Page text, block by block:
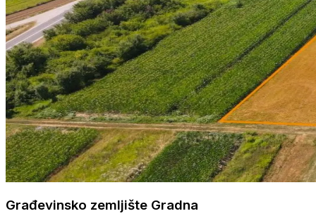
Građevinsko zemljište Gradna